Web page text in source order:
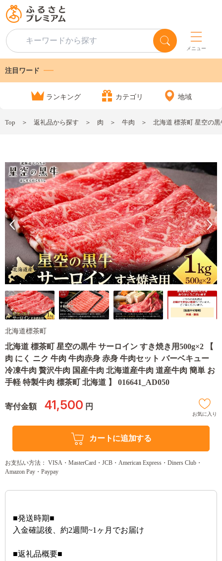
メニュー
注目ワード
ランキング カテゴリ 地域
Top 返礼品から探す 肉 牛肉 北海道 標茶町 星空の
北海道標茶町
北海道 標茶町 星空の黒牛 サーロイン すき焼き用500g×2 【
肉 にく ニク 牛肉 牛肉赤身 赤身 牛肉セット バーベキュー
冷凍牛肉 贅沢牛肉 国産牛肉 北海道産牛肉 道産牛肉 簡単 お
手軽 特製牛肉 標茶町 北海道 】 016641_AD050
寄付金額 41,500 円
お気に入り
カートに追加する
お支払い方法： VISA・MasterCard・JCB・American Express・Diners Club・
Amazon Pay・Paypay
■発送時期■
入金確認後、約2週間~1ヶ月でお届け
■返礼品概要■